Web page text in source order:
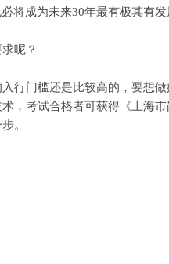
将成为未来30年最有极其有发
呢？
门槛还是比较高的，要想做
，考试合格者可获得《上海
。